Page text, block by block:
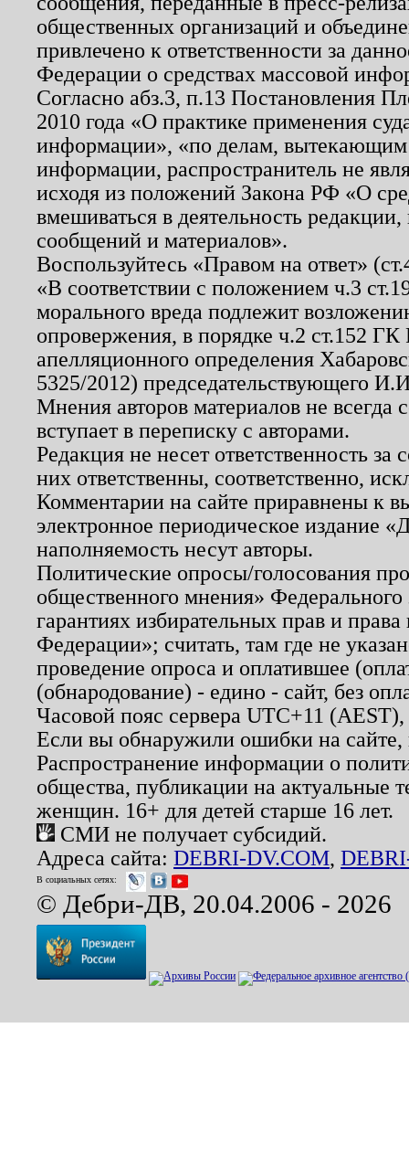
общественных организаций и
привлечено к ответственности за
Федерации о средствах массовой
Согласно абз.3, п.13 Постановления
2010 года «О практике применения
информации», «по делам, вытекающим
информации, распространитель не
исходя из положений Закона РФ «О
вмешиваться в деятельность
сообщений и материалов».
Воспользуйтесь «Правом на ответ»
«В соответствии с положением ч.3
морального вреда подлежит
опровержения, в порядке ч.2 ст.152
апелляционного определения
5325/2012) председательствующего
Мнения авторов материалов не
вступает в переписку с авторами.
Редакция не несет ответственность
них ответственны, соответственно,
Комментарии на сайте приравнены к
электронное периодическое издание
наполняемость несут авторы.
Политические опросы/голосования
общественного мнения»
гарантиях избирательных прав и
Федерации»; считать, там где не
проведение опроса и оплатившее
(обнародование) - едино - сайт, без
Часовой пояс сервера UTC+11
Если вы обнаружили ошибки на
Распространение информации о
общества, публикации на актуальные
женщин. 16+ для детей старше 16 лет.
СМИ не получает субсидий.
Адреса сайта: DEBRI-DV.COM,
В социальных сетях:
© Дебри-ДВ, 20.04.2006 - 2026